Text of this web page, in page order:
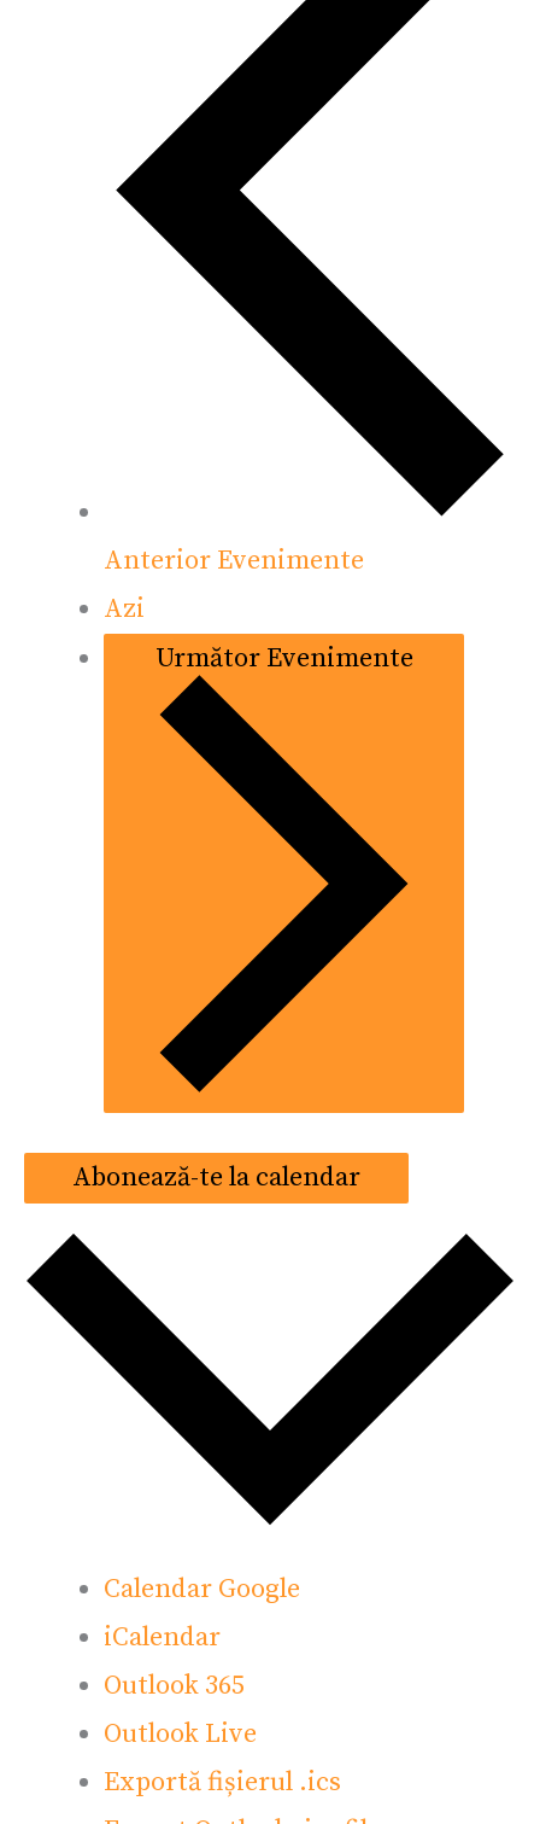
Anterior Evenimente
Azi
Următor Evenimente
Abonează-te la calendar
Calendar Google
iCalendar
Outlook 365
Outlook Live
Exportă fișierul .ics